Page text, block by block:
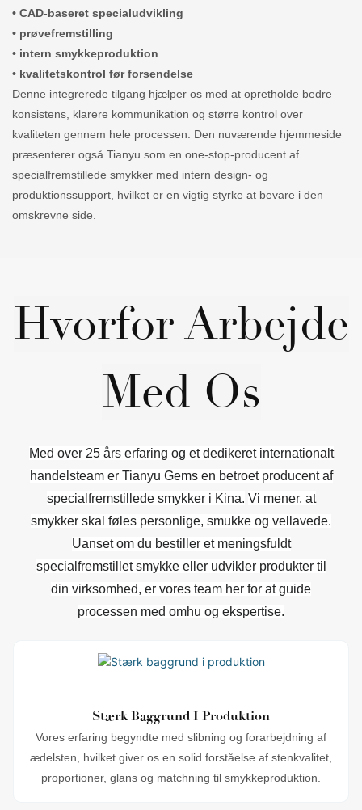
• CAD-baseret specialudvikling
• prøvefremstilling
• intern smykkeproduktion
• kvalitetskontrol før forsendelse
Denne integrerede tilgang hjælper os med at opretholde bedre
konsistens, klarere kommunikation og større kontrol over
kvaliteten gennem hele processen. Den nuværende hjemmeside
præsenterer også Tianyu som en one-stop-producent af
specialfremstillede smykker med intern design- og
produktionssupport, hvilket er en vigtig styrke at bevare i den
omskrevne side.
Hvorfor Arbejde
Med Os
Med over 25 års erfaring og et dedikeret internationalt
handelsteam er Tianyu Gems en betroet producent af
specialfremstillede smykker i Kina. Vi mener, at
smykker skal føles personlige, smukke og vellavede.
Uanset om du bestiller et meningsfuldt
specialfremstillet smykke eller udvikler produkter til
din virksomhed, er vores team her for at guide
processen med omhu og ekspertise.
Stærk Baggrund I Produktion
Vores erfaring begyndte med slibning og forarbejdning af
ædelsten, hvilket giver os en solid forståelse af stenkvalitet,
proportioner, glans og matchning til smykkeproduktion.